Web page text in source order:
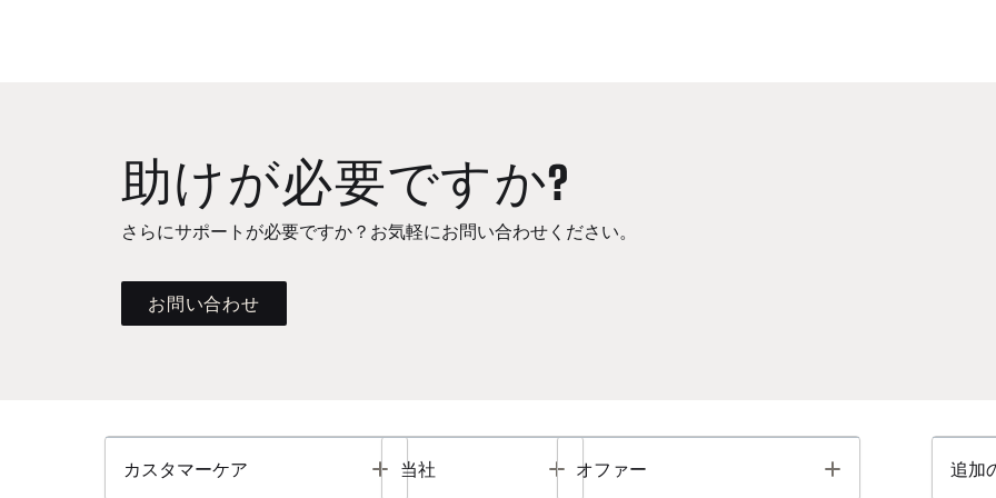
助けが必要ですか?
さらにサポートが必要ですか？お気軽にお問い合わせください。
お問い合わせ
カスタマーケア Toggle
当社 Toggle
オファー Toggle 追加